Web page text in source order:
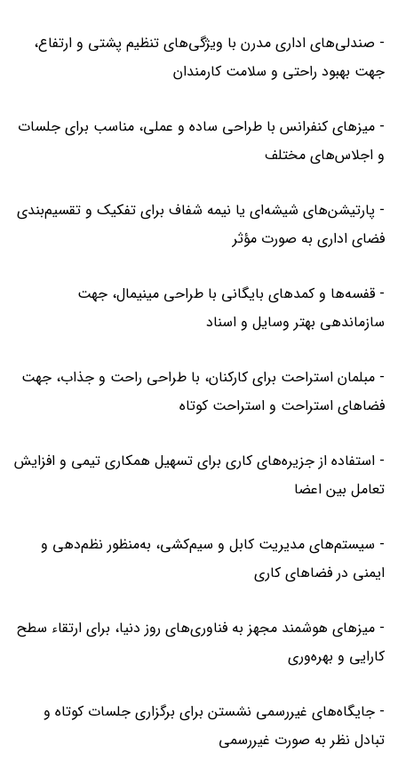
- صندلی‌های اداری مدرن با ویژگی‌های تنظیم پشتی و ارتفاع،
جهت بهبود راحتی و سلامت کارمندان
- میزهای کنفرانس با طراحی ساده و عملی، مناسب برای جلسات
و اجلاس‌های مختلف
- پارتیشن‌های شیشه‌ای یا نیمه شفاف برای تفکیک و تقسیم‌بندی
فضای اداری به صورت مؤثر
- قفسه‌ها و کمدهای بایگانی با طراحی مینیمال، جهت
سازماندهی بهتر وسایل و اسناد
- مبلمان استراحت برای کارکنان، با طراحی راحت و جذاب، جهت
فضاهای استراحت و استراحت کوتاه
- استفاده از جزیره‌های کاری برای تسهیل همکاری تیمی و افزایش
تعامل بین اعضا
- سیستم‌های مدیریت کابل و سیم‌کشی، به‌منظور نظم‌دهی و
ایمنی در فضاهای کاری
- میزهای هوشمند مجهز به فناوری‌های روز دنیا، برای ارتقاء سطح
کارایی و بهره‌وری
- جایگاه‌های غیررسمی نشستن برای برگزاری جلسات کوتاه و
تبادل نظر به صورت غیررسمی